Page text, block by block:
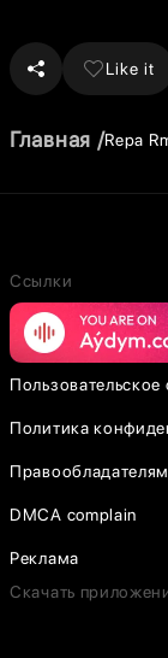
Like it
Главная Repa
Ссылки
Пользовательское
Политика
Правообладателям
DMCA complain
Реклама
Скачать